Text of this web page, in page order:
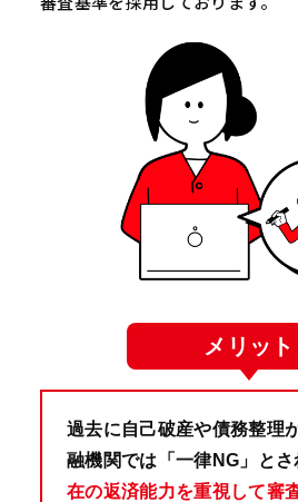
メリット
過去に自己破産や債務整理
融機関では「一律NG」とさ
在の返済能力を重視して審